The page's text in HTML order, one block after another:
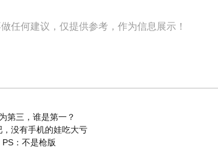
任何建议，仅提供参考，作为信息展示！
第三，谁是第一？
没有手机的娃吃大亏
：不是枪版